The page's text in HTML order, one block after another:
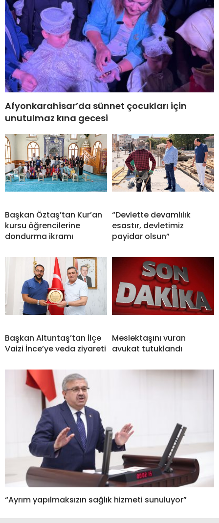
Afyonkarahisar’da sünnet çocukları için
unutulmaz kına gecesi
Başkan Öztaş’tan Kur’an
kursu öğrencilerine
dondurma ikramı
“Devlette devamlılık
esastır, devletimiz
payidar olsun”
Başkan Altuntaş’tan İlçe
Vaizi İnce’ye veda ziyareti
Meslektaşını vuran
avukat tutuklandı
“Ayrım yapılmaksızın sağlık hizmeti sunuluyor”